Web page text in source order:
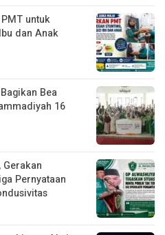
untuk
dan Anak
Bea
16
Pernyataan